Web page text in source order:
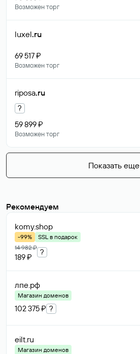
Возможен торг
luxel.ru
69 517 ₽
Возможен торг
riposa.ru
?
59 899 ₽
Возможен торг
Показать еще
Рекомендуем
komy.shop
-99%
SSL в подарок
14 982 ₽
189 ₽
?
лпе.рф
Магазин доменов
102 375 ₽ ?
eilt.ru
Магазин доменов